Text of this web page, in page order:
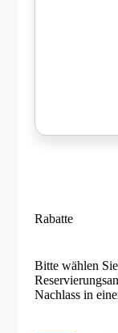
Rabatte
Bitte wählen
Nachlass in